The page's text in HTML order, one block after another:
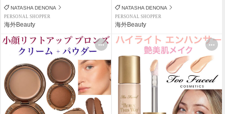
NATASHA DENONA
PERSONAL SHOPPER
海外Beauty
NATASHA DENONA
PERSONAL SHOPPER
海外Beauty